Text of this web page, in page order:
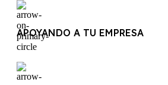
APOYANDO A TU EMPRESA